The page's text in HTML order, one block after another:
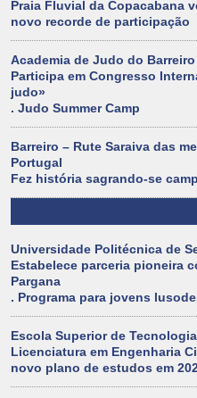
Praia Fluvial da Copacabana
novo recorde de participação
Academia de Judo do Barreiro
Participa em Congresso
judo»
. Judo Summer Camp
Barreiro – Rute Saraiva das
Portugal
Fez história sagrando-se
Universidade Politécnica de
Estabelece parceria pioneira
Pargana
. Programa para jovens
Escola Superior de
Licenciatura em Engenharia
novo plano de estudos em